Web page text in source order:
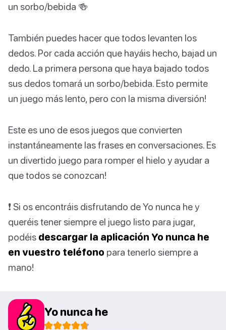
un sorbo/bebida 🍻
También puedes hacer que todos levanten los
dedos. Por cada acción que hayáis hecho, bajad un
dedo. La primera persona que haya bajado todos
sus dedos tomará un sorbo/bebida. Esto permite
un juego más lento, pero con la misma diversión!
Este es uno de esos juegos que convierten
instantáneamente las frases en conversaciones. Es
un divertido juego para romper el hielo y ayudar a
que todos se conozcan!
❗️ Si os encontráis disfrutando de Yo nunca he y
queréis tener siempre el juego listo para jugar,
podéis descargar la aplicación Yo nunca he
en vuestro teléfono para tenerlo siempre a
mano!
Yo nunca he